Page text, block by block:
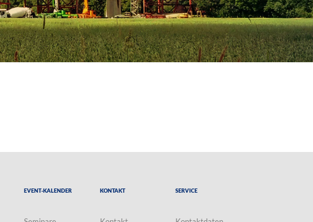
Event-Kalender Kontakt Service